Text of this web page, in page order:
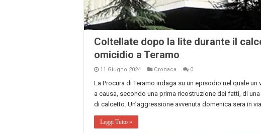
Coltellate dopo la lite durante il
omicidio a Teramo
11 Giugno 2024 Cronaca 0
La Procura di Teramo indaga su un episodio nel quale
a causa, secondo una prima ricostruzione dei fatti, di
di calcetto. Un’aggressione avvenuta domenica sera in
Leggi Tutto »